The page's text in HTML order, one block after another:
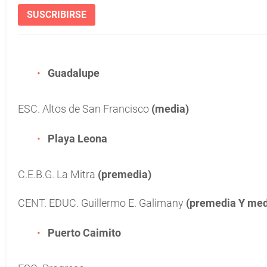
SUSCRIBIRSE
Guadalupe
ESC. Altos de San Francisco (media)
Playa Leona
C.E.B.G. La Mitra (premedia)
CENT. EDUC. Guillermo E. Galimany (premedia Y
Puerto Caimito